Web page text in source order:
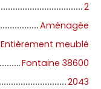
2
Aménagée
Entièrement meublé
Fontaine 38600
2043